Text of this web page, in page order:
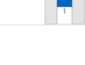
إضافة إلى السلة